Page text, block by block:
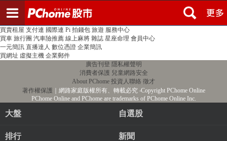
PChome首頁 線上購物 24h購物 書店
買賣租屋 支付連 國際連 Pi 拍錢包 旅遊 服務中心
買車 旅行團 汽車險推薦 線上麻將 雜誌 星座命理 會員中心
一元簡訊 直播達人 數位憑證 企業簡訊
買網址 虛擬主機 企業郵件
廣告刊登 隱私權聲明
消費者保護 兒童網路安全
About PChome 投資人聯絡 徵才
著作權保護 ｜網路家庭版權所有、轉載必究‧Copyright PChome Online
PChome Online and PChome are trademarks of PChome Online Inc.
大盤 自選股
排行 新聞